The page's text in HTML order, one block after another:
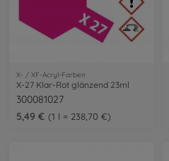
X- / XF-Acryl-Farben
X-27 Klar-Rot glänzend 23ml
300081027
5,49 €
1 l = 238,70 €